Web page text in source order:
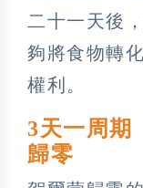
二十一天後
夠將食物轉
權利。
3天一周
歸零